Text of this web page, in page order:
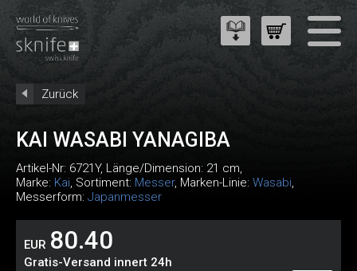
Zurück
KAI WASABI YANAGIBA
Artikel-Nr: 6721Y, Länge/Dimension: 21 cm,
Marke: Kai, Sortiment: Messer, Marken-Linie: Wasabi,
Messerform: Japanmesser
EUR 80.40
Gratis-Versand innert 24h